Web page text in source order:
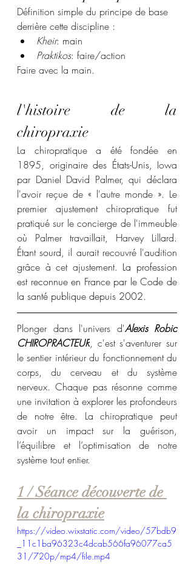
Définition simple du principe de base
derrière cette discipline :
Kheir: main
Praktikos: faire/action
Faire avec la main.
l'histoire de la
chiropraxie
La chiropratique a été fondée en
1895, originaire des États-Unis, Iowa
par Daniel David Palmer, qui déclara
l'avoir reçue de « l'autre monde ». Le
premier ajustement chiropratique fut
pratiqué sur le concierge de l'immeuble
où Palmer travaillait, Harvey Lillard.
Étant sourd, il aurait recouvré l'audition
grâce à cet ajustement. La profession
est reconnue en France par le Code de
la santé publique depuis 2002.
Plonger dans l'univers d'Alexis Robic
CHIROPRACTEUR, c'est s'aventurer sur
le sentier intérieur du fonctionnement du
corps, du cerveau et du système
nerveux. Chaque pas résonne comme
une invitation à explorer les profondeurs
de notre être. La chiropratique peut
avoir un impact sur la guérison,
l’équilibre et l’optimisation de notre
système tout entier.
1 / Séance découverte de
la chiropraxie
https://video.wixstatic.com/video/57bdb9
_11c1ba96323c4dcab566fa96077ca5
31/720p/mp4/file.mp4